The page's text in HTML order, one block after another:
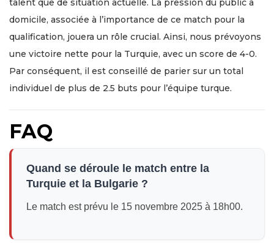
talent que de situation actuelle. La pression du public à
domicile, associée à l’importance de ce match pour la
qualification, jouera un rôle crucial. Ainsi, nous prévoyons
une victoire nette pour la Turquie, avec un score de 4-0.
Par conséquent, il est conseillé de parier sur un total
individuel de plus de 2.5 buts pour l’équipe turque.
FAQ
Quand se déroule le match entre la
Turquie et la Bulgarie ?
Le match est prévu le 15 novembre 2025 à 18h00.